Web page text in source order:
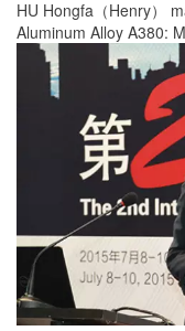
HU Hongfa（Henry）
Aluminum Alloy A380: